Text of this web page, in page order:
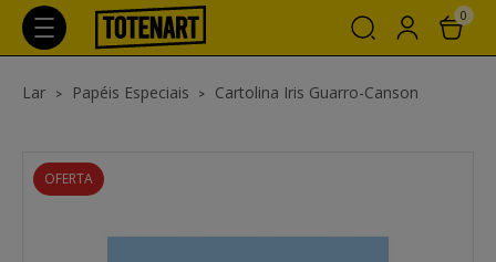
0
Lar Papéis Especiais Cartolina Iris Guarro-Canson
OFERTA